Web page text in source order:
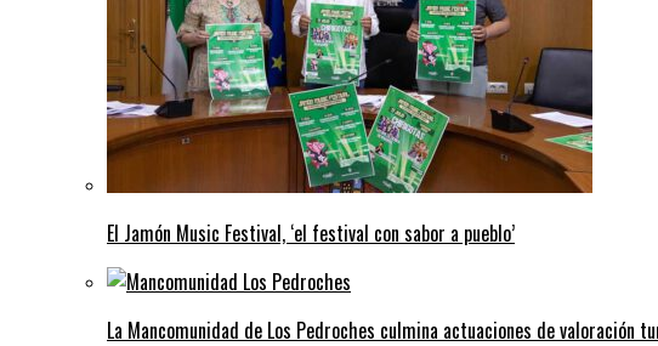
El Jamón Music Festival, ‘el festival con sabor a pueblo’
La Mancomunidad de Los Pedroches culmina actuaciones de valoración